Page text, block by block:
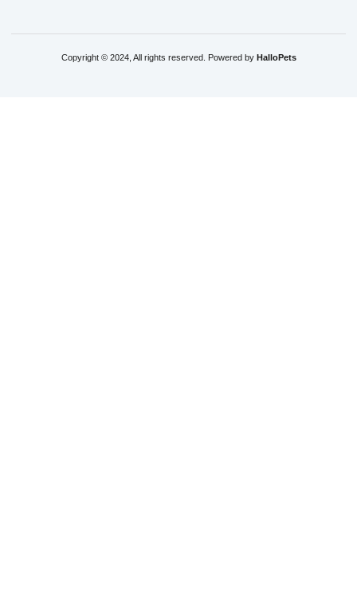
Copyright © 2024, All rights reserved. Powered by HalloPets